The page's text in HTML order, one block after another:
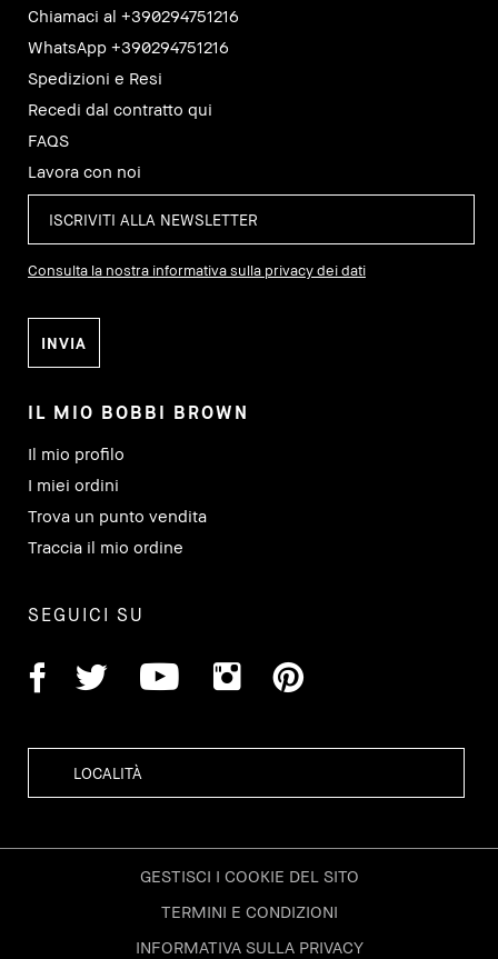
Chiamaci al +390294751216
WhatsApp +390294751216
Spedizioni e Resi
Recedi dal contratto qui
FAQS
Lavora con noi
Consulta la nostra informativa sulla privacy dei dati
IL MIO BOBBI BROWN
Il mio profilo
I miei ordini
Trova un punto vendita
Traccia il mio ordine
SEGUICI SU
GESTISCI I COOKIE DEL SITO
TERMINI E CONDIZIONI
INFORMATIVA SULLA PRIVACY